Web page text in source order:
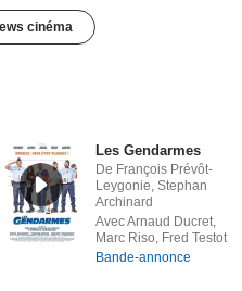
cinéma
Les Gendarmes
De François Prévôt-
Leygonie, Stephan
Archinard
Avec Arnaud Ducret,
Marc Riso, Fred Testot
Bande-annonce